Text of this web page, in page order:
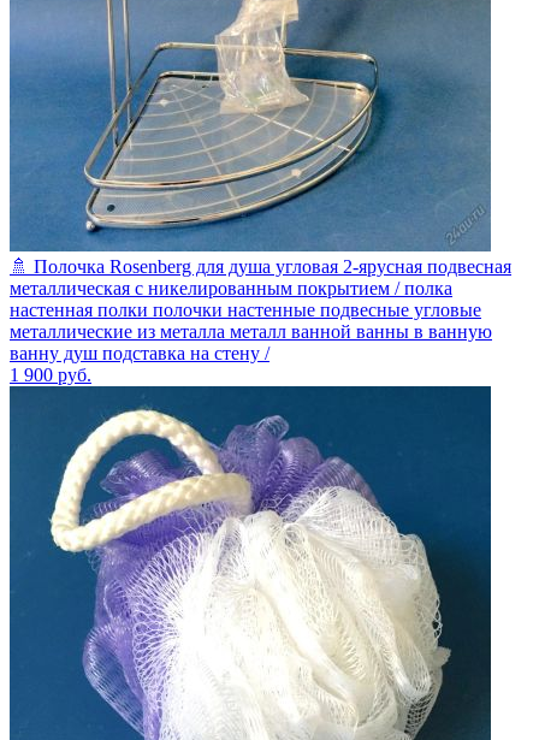
🚿 Полочка Rosenberg для душа угловая 2-ярусная подвесная
металлическая с никелированным покрытием / полка
настенная полки полочки настенные подвесные угловые
металлические из металла металл ванной ванны в ванную
ванну душ подставка на стену /
1 900 руб.